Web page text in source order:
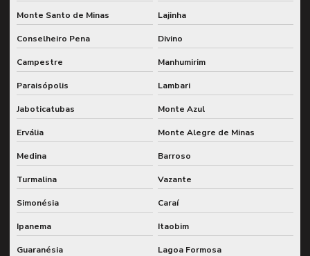
Monte Santo de Minas Lajinha
Conselheiro Pena Divino
Campestre Manhumirim
Paraisópolis Lambari
Jaboticatubas Monte Azul
Ervália Monte Alegre de Minas
Medina Barroso
Turmalina Vazante
Simonésia Caraí
Ipanema Itaobim
Guaranésia Lagoa Formosa